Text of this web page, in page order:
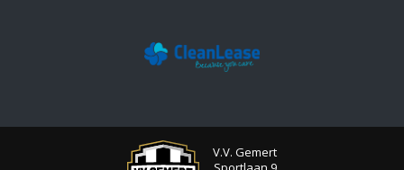
V.V. Gemert